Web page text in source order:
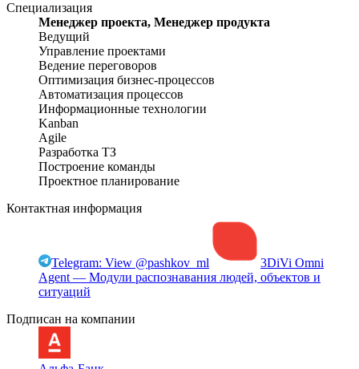
Специализация
Менеджер проекта, Менеджер продукта
Ведущий
Управление проектами
Ведение переговоров
Оптимизация бизнес-процессов
Автоматизация процессов
Информационные технологии
Kanban
Agile
Разработка ТЗ
Построение команды
Проектное планирование
Контактная информация
Telegram: View @pashkov_ml
3DiVi Omni
Agent — Модули распознавания людей, объектов и
ситуаций
Подписан на компании